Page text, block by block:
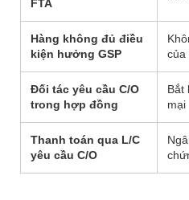
FTA
Hàng không đủ điều
kiện hưởng GSP
của
Đối tác yêu cầu C/O
trong hợp đồng
Bắt
mại
Thanh toán qua L/C
yêu cầu C/O